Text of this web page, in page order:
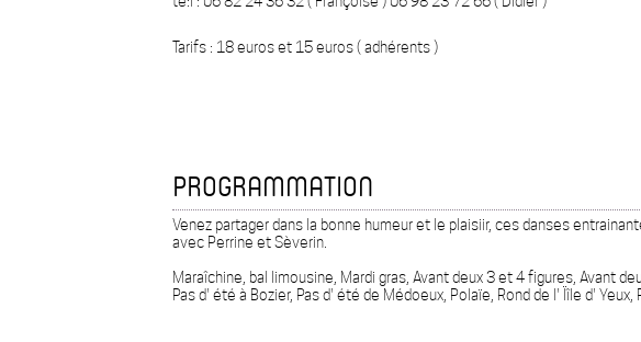
Tarifs : 18 euros et 15 euros ( adhérents )
PROGRAMMATION
Venez partager dans la bonne humeur et le plaisiir, ces danses
avec Perrine et Sèverin.
Maraîchine, bal limousine, Mardi gras, Avant deux 3 et 4 figures, Avant
Pas d' été à Bozier, Pas d' été de Médoeux, Polaïe, Rond de l' Ïîle d'